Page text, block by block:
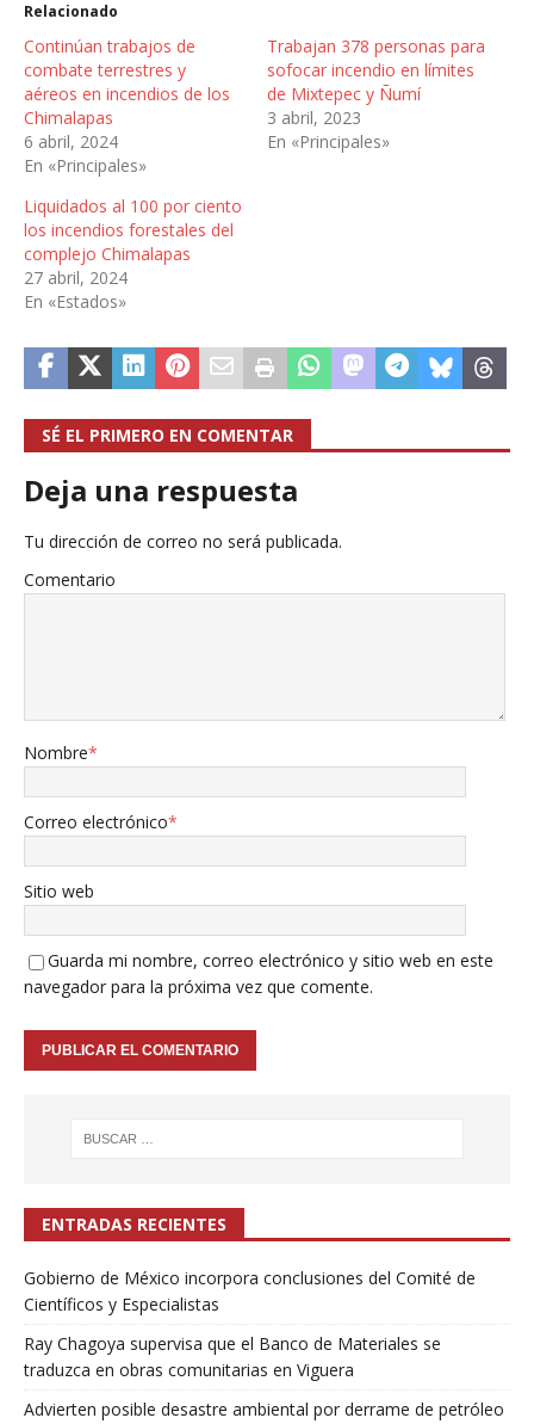
Relacionado
Continúan trabajos de
combate terrestres y
aéreos en incendios de los
Chimalapas
6 abril, 2024
En «Principales»
Trabajan 378 personas para
sofocar incendio en límites
de Mixtepec y Ñumí
3 abril, 2023
En «Principales»
Liquidados al 100 por ciento
los incendios forestales del
complejo Chimalapas
27 abril, 2024
En «Estados»
SÉ EL PRIMERO EN COMENTAR
Deja una respuesta
Tu dirección de correo no será publicada.
Comentario
Nombre*
Correo electrónico*
Sitio web
Guarda mi nombre, correo electrónico y sitio web en este
navegador para la próxima vez que comente.
ENTRADAS RECIENTES
Gobierno de México incorpora conclusiones del Comité de
Científicos y Especialistas
Ray Chagoya supervisa que el Banco de Materiales se
traduzca en obras comunitarias en Viguera
Advierten posible desastre ambiental por derrame de petróleo